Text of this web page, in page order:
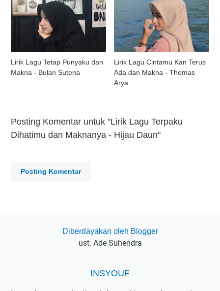
Lirik Lagu Tetap Punyaku dan
Makna - Bulan Sutena
Lirik Lagu Cintamu Kan Terus
Ada dan Makna - Thomas
Arya
Posting Komentar untuk "Lirik Lagu Terpaku
Dihatimu dan Maknanya - Hijau Daun"
Posting Komentar
Diberdayakan oleh Blogger
ust. Ade Suhendra
INSYOUF